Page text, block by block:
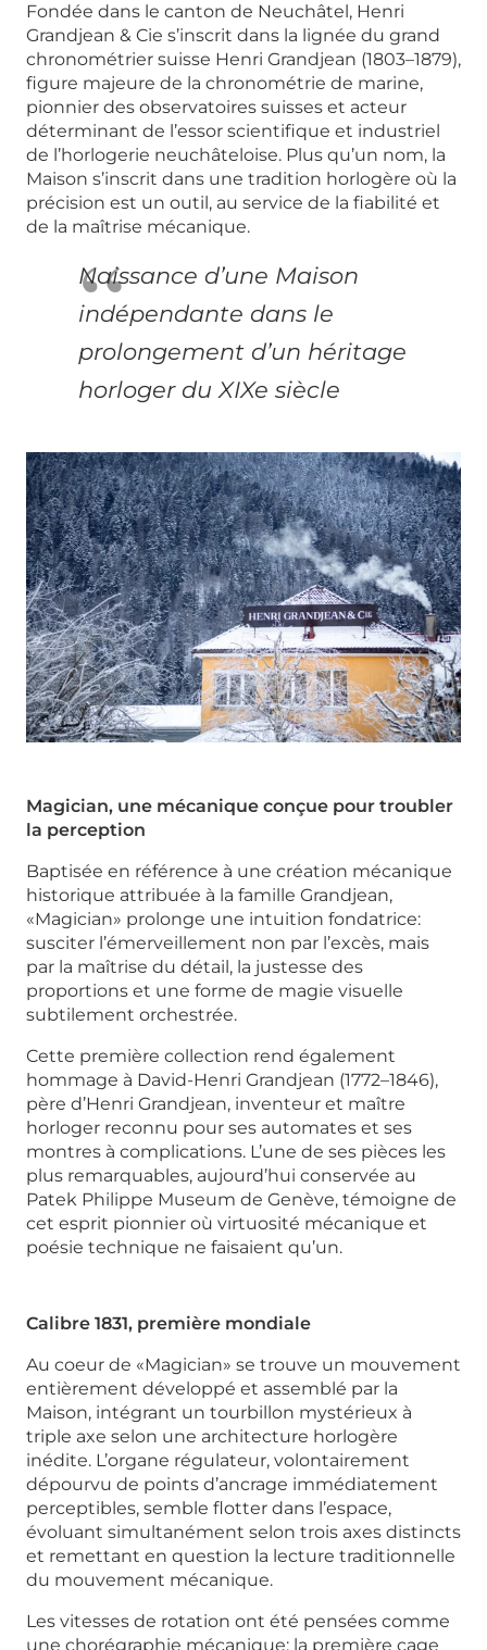
Fondée dans le canton de Neuchâtel, Henri
Grandjean & Cie s’inscrit dans la lignée du grand
chronométrier suisse Henri Grandjean (1803–1879),
figure majeure de la chronométrie de marine,
pionnier des observatoires suisses et acteur
déterminant de l’essor scientifique et industriel
de l’horlogerie neuchâteloise. Plus qu’un nom, la
Maison s’inscrit dans une tradition horlogère où la
précision est un outil, au service de la fiabilité et
de la maîtrise mécanique.
Naissance d’une Maison
indépendante dans le
prolongement d’un héritage
horloger du XIXe siècle
Magician, une mécanique conçue pour troubler
la perception
Baptisée en référence à une création mécanique
historique attribuée à la famille Grandjean,
«Magician» prolonge une intuition fondatrice:
susciter l’émerveillement non par l’excès, mais
par la maîtrise du détail, la justesse des
proportions et une forme de magie visuelle
subtilement orchestrée.
Cette première collection rend également
hommage à David-Henri Grandjean (1772–1846),
père d’Henri Grandjean, inventeur et maître
horloger reconnu pour ses automates et ses
montres à complications. L’une de ses pièces les
plus remarquables, aujourd’hui conservée au
Patek Philippe Museum de Genève, témoigne de
cet esprit pionnier où virtuosité mécanique et
poésie technique ne faisaient qu’un.
Calibre 1831, première mondiale
Au coeur de «Magician» se trouve un mouvement
entièrement développé et assemblé par la
Maison, intégrant un tourbillon mystérieux à
triple axe selon une architecture horlogère
inédite. L’organe régulateur, volontairement
dépourvu de points d’ancrage immédiatement
perceptibles, semble flotter dans l’espace,
évoluant simultanément selon trois axes distincts
et remettant en question la lecture traditionnelle
du mouvement mécanique.
Les vitesses de rotation ont été pensées comme
une chorégraphie mécanique: la première cage